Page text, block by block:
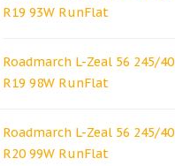
R19 93W RunFlat
Roadmarch L-Zeal 56 245/40
R19 98W RunFlat
Roadmarch L-Zeal 56 245/40
R20 99W RunFlat